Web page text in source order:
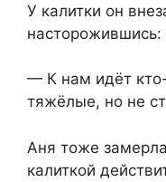
У калитки он
насторожившись:
— К нам идёт
тяжёлые, но не
Аня тоже
калиткой